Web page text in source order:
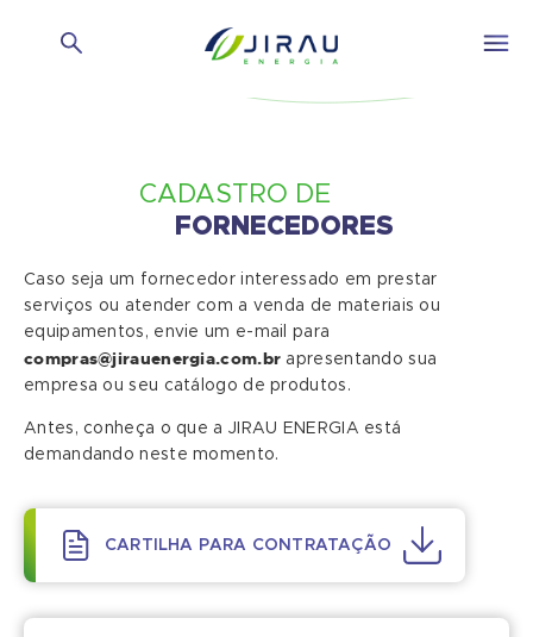
CADASTRO DE
FORNECEDORES
Caso seja um fornecedor interessado em prestar
serviços ou atender com a venda de materiais ou
equipamentos, envie um e-mail para
compras@jirauenergia.com.br apresentando sua
empresa ou seu catálogo de produtos.
Antes, conheça o que a JIRAU ENERGIA está
demandando neste momento.
CARTILHA PARA CONTRATAÇÃO